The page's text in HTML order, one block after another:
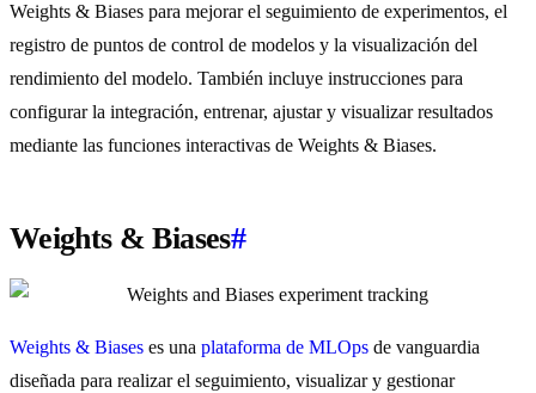
Weights & Biases para mejorar el seguimiento de experimentos, el
registro de puntos de control de modelos y la visualización del
rendimiento del modelo. También incluye instrucciones para
configurar la integración, entrenar, ajustar y visualizar resultados
mediante las funciones interactivas de Weights & Biases.
Weights & Biases#
Weights & Biases es una plataforma de MLOps de vanguardia
diseñada para realizar el seguimiento, visualizar y gestionar